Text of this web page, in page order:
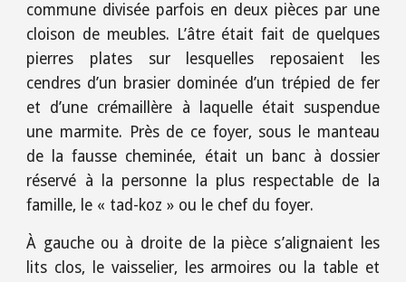
commune divisée parfois en deux pièces par une
cloison de meubles. L’âtre était fait de quelques
pierres plates sur lesquelles reposaient les
cendres d’un brasier dominée d’un trépied de fer
et d’une crémaillère à laquelle était suspendue
une marmite. Près de ce foyer, sous le manteau
de la fausse cheminée, était un banc à dossier
réservé à la personne la plus respectable de la
famille, le « tad-koz » ou le chef du foyer.
À gauche ou à droite de la pièce s’alignaient les
lits clos, le vaisselier, les armoires ou la table et